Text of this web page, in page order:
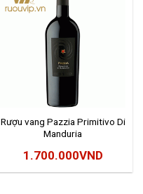
Rượu vang Pazzia Primitivo Di
Manduria
1.700.000VND